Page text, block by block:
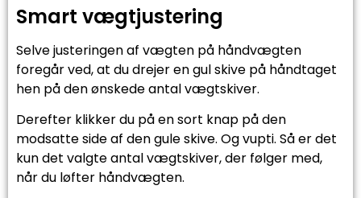
Smart vægtjustering
Selve justeringen af vægten på håndvægten
foregår ved, at du drejer en gul skive på håndtaget
hen på den ønskede antal vægtskiver.
Derefter klikker du på en sort knap på den
modsatte side af den gule skive. Og vupti. Så er det
kun det valgte antal vægtskiver, der følger med,
når du løfter håndvægten.